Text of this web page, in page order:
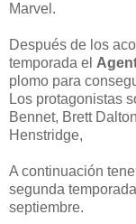
Marvel.
Después de los
temporada el
plomo para
Los protagonistas
Bennet, Brett
Henstridge,
A continuación
segunda
septiembre.